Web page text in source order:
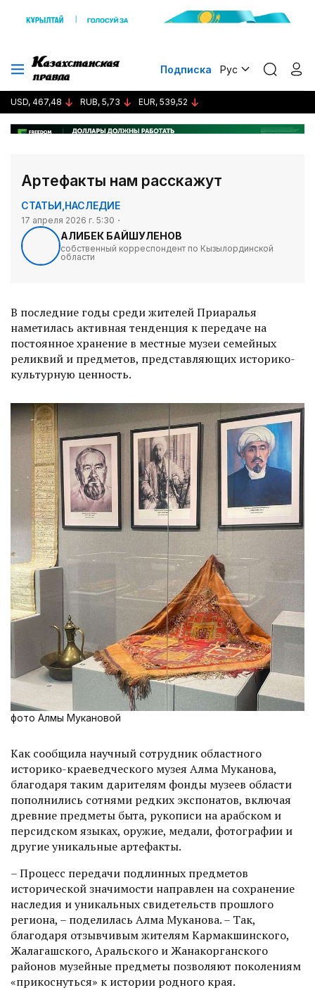
Подписка Рус
USD, 467,48 RUB, 5,73 EUR, 539,52
Артефакты нам расскажут
СТАТЬИ НАСЛЕДИЕ
17 апреля 2026 г. 5:30
АЛИБЕК БАЙШУЛЕНОВ
собственный корреспондент по Кызылординской
области
В последние годы среди жителей Приаралья
наметилась активная тенденция к передаче на
постоянное хранение в местные музеи семейных
реликвий и предметов, представляющих историко-
культурную ценность.
фото Алмы Мукановой
Как сообщила научный сотрудник областного
историко-краеведческого музея Алма Муканова,
благодаря таким дарителям фонды музеев области
пополнились сотнями редких экспонатов, включая
древние предметы быта, рукописи на арабском и
персидском языках, оружие, медали, фотографии и
другие уникальные артефакты.
– Процесс передачи подлинных предметов
исторической значимости направлен на сохранение
наследия и уникальных свидетельств прошлого
региона, – поделилась Алма Муканова. – Так,
благодаря отзывчивым жителям Кармакшинского,
Жалагашского, Аральского и Жанакорганского
районов музейные предметы позволяют поколениям
«прикоснуться» к истории родного края.